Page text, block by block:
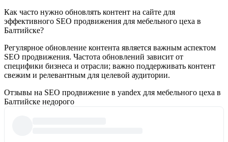
Как часто нужно обновлять контент на сайте для
эффективного SEO продвижения для мебельного цеха в
Балтийске?
Регулярное обновление контента является важным аспектом
SEO продвижения. Частота обновлений зависит от
специфики бизнеса и отрасли; важно поддерживать контент
свежим и релевантным для целевой аудитории.
Отзывы на SEO продвижение в yandex для мебельного цеха в
Балтийске недорого